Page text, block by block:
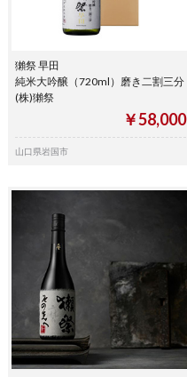
獺祭 早田
純米大吟醸（720ml）磨き二割三分
(株)獺祭
￥58,000
山口県岩国市